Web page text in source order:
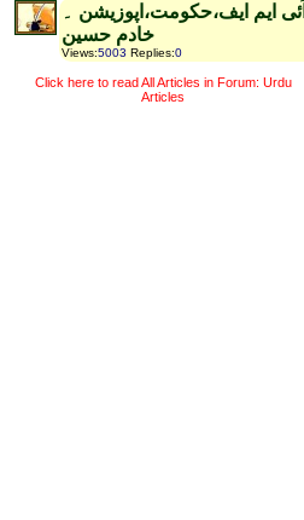
آئی ایم ایف،حکومت،اپوزیشن ۔
خادم حسین
Views:5003 Replies:0
Click here to read All Articles in Forum: Urdu
Articles